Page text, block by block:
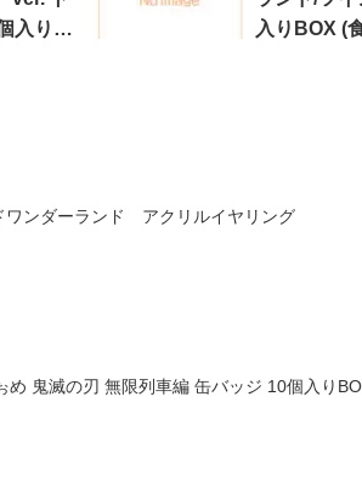
入り
入りBOX (
ワンダーランド アクリルイヤリング
め 鬼滅の刃 無限列車編 缶バッジ 10個入り